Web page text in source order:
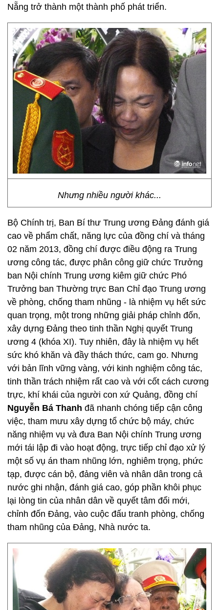
Nẵng trở thành một thành phố phát triển.
Nhưng nhiều người khác...
Bộ Chính trị, Ban Bí thư Trung ương Đảng đánh giá
cao về phẩm chất, năng lực của đồng chí và tháng
02 năm 2013, đồng chí được điều động ra Trung
ương công tác, được phân công giữ chức Trưởng
ban Nội chính Trung ương kiêm giữ chức Phó
Trưởng ban Thường trực Ban Chỉ đạo Trung ương
về phòng, chống tham nhũng - là nhiệm vụ hết sức
quan trọng, một trong những giải pháp chỉnh đốn,
xây dựng Đảng theo tinh thần Nghị quyết Trung
ương 4 (khóa XI). Tuy nhiên, đây là nhiệm vụ hết
sức khó khăn và đầy thách thức, cam go. Nhưng
với bản lĩnh vững vàng, với kinh nghiệm công tác,
tinh thần trách nhiệm rất cao và với cốt cách cương
trực, khí khái của người con xứ Quảng, đồng chí
Nguyễn Bá Thanh đã nhanh chóng tiếp cận công
việc, tham mưu xây dựng tổ chức bộ máy, chức
năng nhiệm vụ và đưa Ban Nội chính Trung ương
mới tái lập đi vào hoạt động, trực tiếp chỉ đạo xử lý
một số vụ án tham nhũng lớn, nghiêm trọng, phức
tạp, được cán bộ, đảng viên và nhân dân trong cả
nước ghi nhận, đánh giá cao, góp phần khôi phục
lại lòng tin của nhân dân về quyết tâm đổi mới,
chỉnh đốn Đảng, vào cuộc đấu tranh phòng, chống
tham nhũng của Đảng, Nhà nước ta.